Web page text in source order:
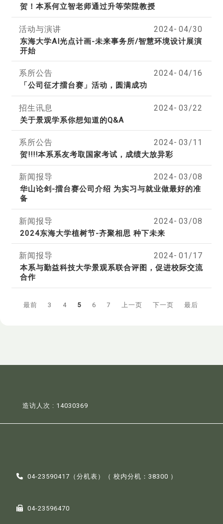
贺！本系何立智老师通过升等荣陞教授
活动与演讲
东海大学AI光点计画-未来事务所/智慧环境设计展演
开始
2024- 04/30
系所公告
「公司征才擂台赛」活动，圆满成功
2024- 04/16
招生讯息
关于景观学系你想知道的Q&A
2024- 03/22
系所公告
贺!!!!本系系友考取国家考试，成绩大放异彩
2024- 03/11
新闻报导
华山论剑-擂台赛公司介绍 为实习与就业做最好的准
备
2024- 03/08
新闻报导
2024东海大学植树节-齐聚相思 种下未来
2024- 03/08
新闻报导
本系与勤益科技大学景观系联合评图，促进校际交流
合作
2024- 01/17
最前 3 4 5 6 7 上一页 下一页 最后
造访人次 : 14030369
04-23590417（分机表 ）（ 校内分机：38300 ）
04-23596470